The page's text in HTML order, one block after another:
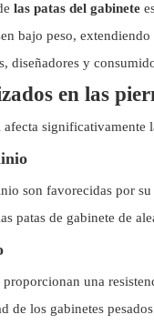
las patas del gabinete
bajo peso,
diseñadores y
en las
significativamente
son favorecidas por
patas de gabinete de
proporcionan una
de los gabinetes